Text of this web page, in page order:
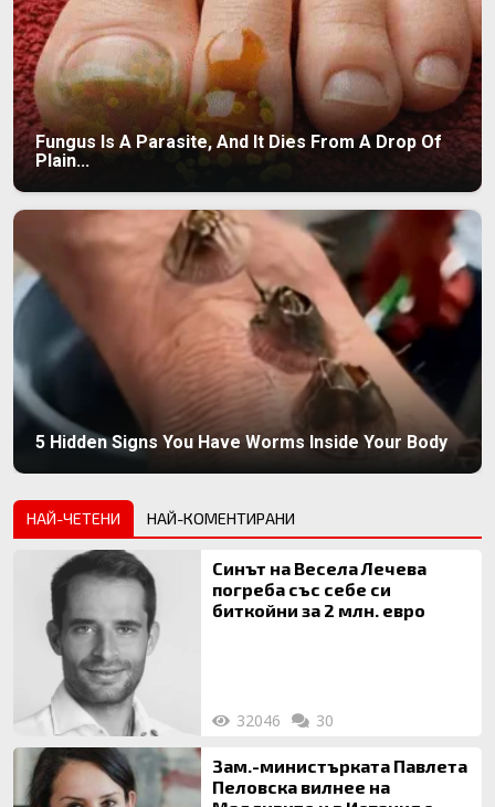
Fungus Is A Parasite, And It Dies From A Drop Of
Plain...
5 Hidden Signs You Have Worms Inside Your Body
НАЙ-ЧЕТЕНИ НАЙ-КОМЕНТИРАНИ
Синът на Весела Лечева
погреба със себе си
биткойни за 2 млн. евро
32046 30
Зам.-министърката Павлета
Пеловска вилнее на